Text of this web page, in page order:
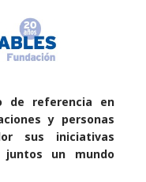
de referencia en
y personas
sus iniciativas
juntos un mundo